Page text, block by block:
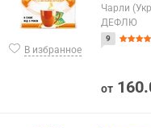
В избранное
Чарли
ДЕФЛЮ
9
от